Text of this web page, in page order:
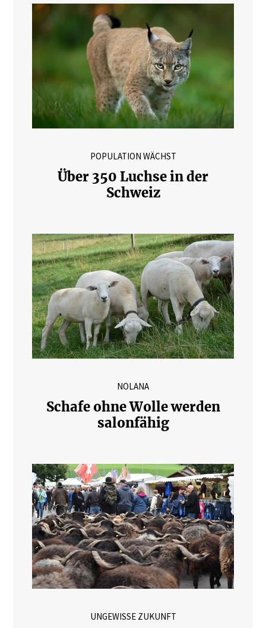
POPULATION WÄCHST
Über 350 Luchse in der
Schweiz
NOLANA
Schafe ohne Wolle werden
salonfähig
UNGEWISSE ZUKUNFT